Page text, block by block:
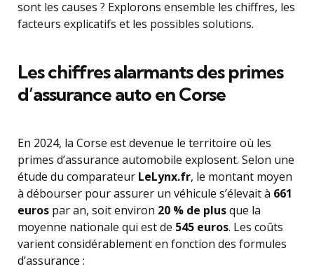
sont les causes ? Explorons ensemble les chiffres, les
facteurs explicatifs et les possibles solutions.
Les chiffres alarmants des primes
d’assurance auto en Corse
En 2024, la Corse est devenue le territoire où les
primes d’assurance automobile explosent. Selon une
étude du comparateur LeLynx.fr, le montant moyen
à débourser pour assurer un véhicule s’élevait à 661
euros par an, soit environ 20 % de plusque la
moyenne nationale qui est de 545 euros. Les coûts
varient considérablement en fonction des formules
d’assurance :